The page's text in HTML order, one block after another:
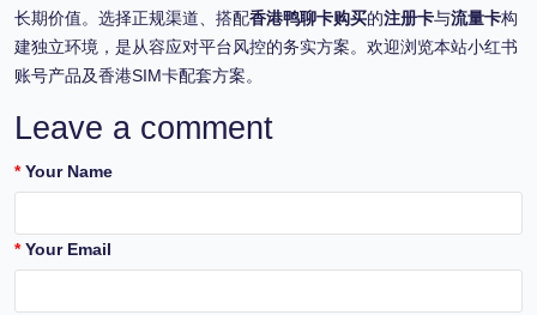
长期价值。选择正规渠道、搭配香港鸭聊卡购买的注册卡与流量卡构
建独立环境，是从容应对平台风控的务实方案。欢迎浏览本站小红书
账号产品及香港SIM卡配套方案。
Leave a comment
Your Name
Your Email